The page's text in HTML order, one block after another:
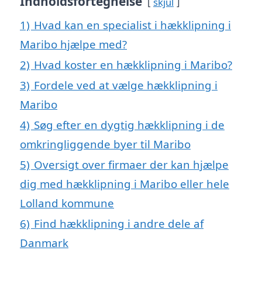
1) Hvad kan en specialist i hækklipning i
Maribo hjælpe med?
2) Hvad koster en hækklipning i Maribo?
3) Fordele ved at vælge hækklipning i
Maribo
4) Søg efter en dygtig hækklipning i de
omkringliggende byer til Maribo
5) Oversigt over firmaer der kan hjælpe
dig med hækklipning i Maribo eller hele
Lolland kommune
6) Find hækklipning i andre dele af
Danmark